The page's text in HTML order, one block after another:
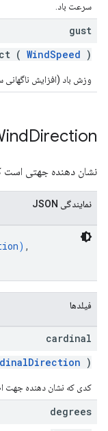
سرعت باد.
gust
( WindSpeed )
وزش باد (افزایش ناگهانی
Direction
نشان دهنده جهتی است
نمایندگی JSON
) ,
فیلدها
cardinal
)
کدی که نشان دهنده جهت
degrees